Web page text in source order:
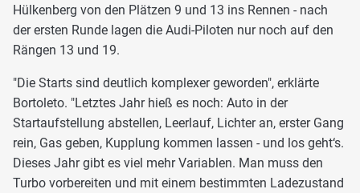
Hülkenberg von den Plätzen 9 und 13 ins Rennen - nach
der ersten Runde lagen die Audi-Piloten nur noch auf den
Rängen 13 und 19.
"Die Starts sind deutlich komplexer geworden", erklärte
Bortoleto. "Letztes Jahr hieß es noch: Auto in der
Startaufstellung abstellen, Leerlauf, Lichter an, erster Gang
rein, Gas geben, Kupplung kommen lassen - und los geht‘s.
Dieses Jahr gibt es viel mehr Variablen. Man muss den
Turbo vorbereiten und mit einem bestimmten Ladezustand